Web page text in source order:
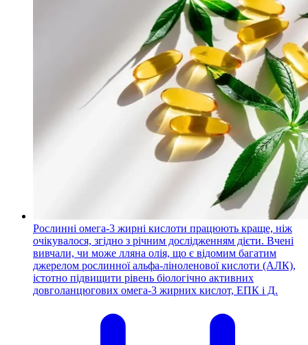
Рослинні омега-3 жирні кислоти працюють краще, ніж
очікувалося, згідно з річним дослідженням дієти. Вчені
вивчали, чи може лляна олія, що є відомим багатим
джерелом рослинної альфа-ліноленової кислоти (АЛК),
істотно підвищити рівень біологічно активних
довголанцюгових омега-3 жирних кислот, ЕПК і Д.